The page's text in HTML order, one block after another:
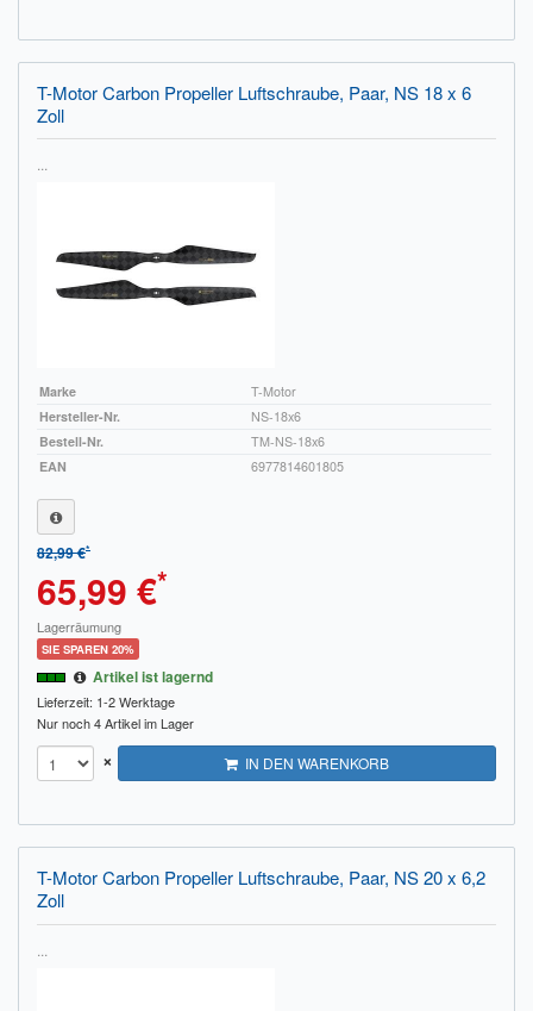
T-Motor Carbon Propeller Luftschraube, Paar, NS 18 x 6
Zoll
...
Marke
T-Motor
Hersteller-Nr.
NS-18x6
Bestell-Nr.
TM-NS-18x6
EAN
6977814601805
82,99 €*
65,99 €*
Lagerräumung
SIE SPAREN 20%
Artikel ist lagernd
Lieferzeit: 1-2 Werktage
Nur noch 4 Artikel im Lager
× IN DEN WARENKORB
T-Motor Carbon Propeller Luftschraube, Paar, NS 20 x 6,2
Zoll
...